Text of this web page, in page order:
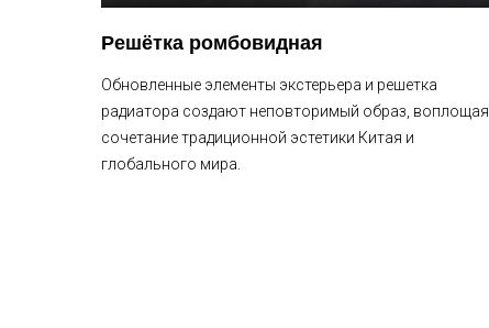
Решётка ромбовидная
Обновленные элементы экстерьера и решетка
радиатора создают неповторимый образ, воплощая
сочетание традиционной эстетики Китая и
глобального мира.